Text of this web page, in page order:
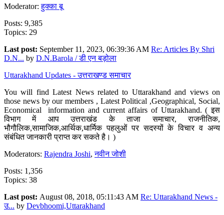
Moderator:हुक्का बू
Posts: 9,385
Topics: 29
Last post: September 11, 2023, 06:39:36 AM Re: Articles By Shri
D.N... by D.N.Barola / डी एन बड़ोला
Uttarakhand Updates - उत्तराखण्ड समाचार
You will find Latest News related to Uttarakhand and views on
those news by our members , Latest Political ,Geographical, Social,
Economical information and current affairs of Uttarakhand. ( इस
विभाग में आप उत्तराखंड के ताजा समाचार, राजनीतिक,
भौगौलिक,सामाजिक,आर्थिक,धार्मिक पहलुओं पर सदस्यों के विचार व अन्य
संबंधित जानकारी प्राप्त कर सकते है। )
Moderators: Rajendra Joshi,नवीन जोशी
Posts: 1,356
Topics: 38
Last post: August 08, 2018, 05:11:43 AM Re: Uttarakhand News -
उ... by Devbhoomi,Uttarakhand